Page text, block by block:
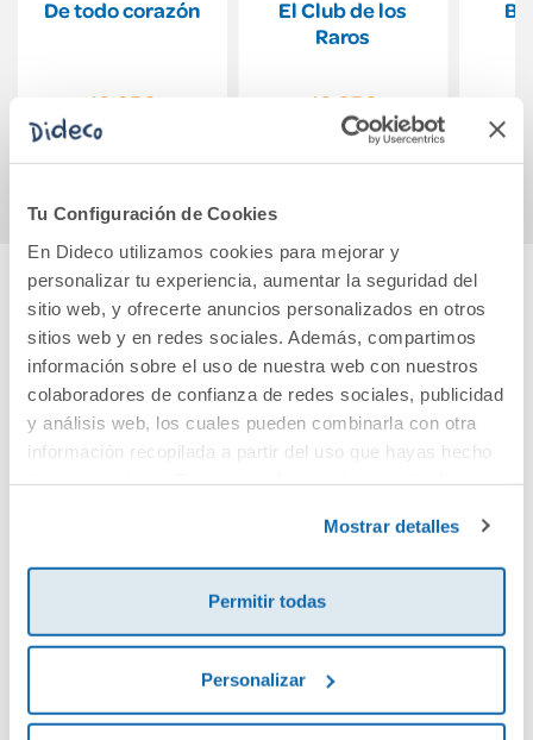
Tu Configuración de Cookies
En Dideco utilizamos cookies para mejorar y
personalizar tu experiencia, aumentar la seguridad del
sitio web, y ofrecerte anuncios personalizados en otros
sitios web y en redes sociales. Además, compartimos
información sobre el uso de nuestra web con nuestros
colaboradores de confianza de redes sociales, publicidad
y análisis web, los cuales pueden combinarla con otra
información recopilada a partir del uso que hayas hecho
Mostrar detalles
Permitir todas
Personalizar
De todo corazón
10,95€
El Club de los
Raros
10,95€
Comprar
Cuéntanos tu opinión
¡Sé el primero en valorar este producto!
Envía tu opinión